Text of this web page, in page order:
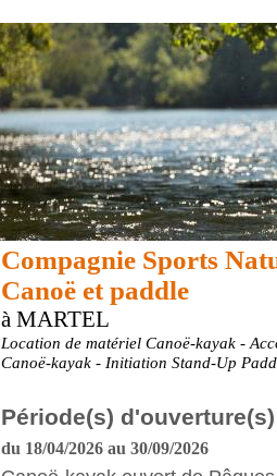
Compagnie Sports
Canoë et paddle
à MARTEL
Location de matériel Canoë-kayak -
Canoë-kayak - Initiation Stand-Up
Période(s) d'ouverture(s)
du 18/04/2026 au 30/09/2026